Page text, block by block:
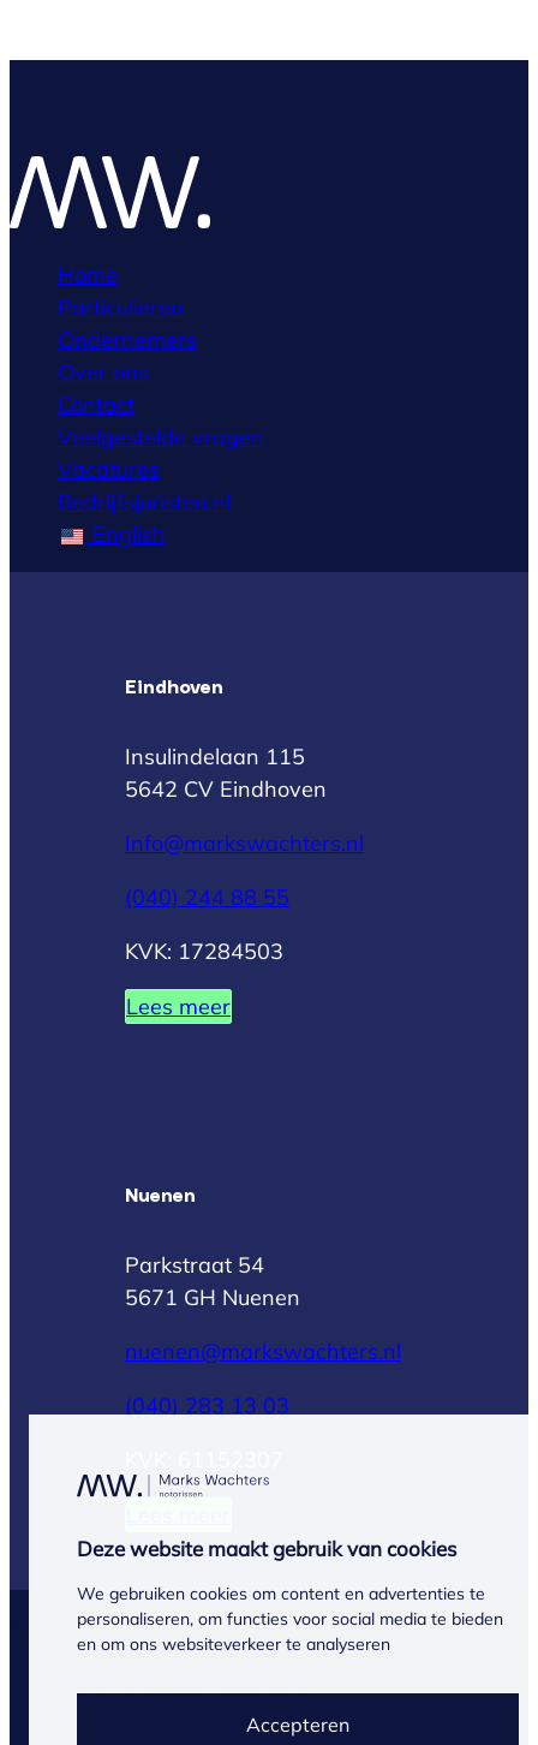
Deze website maakt gebruik van cookies
We gebruiken cookies om content en advertenties te
personaliseren, om functies voor social media te bieden
en om ons websiteverkeer te analyseren
Accepteren
Home
Particulieren
Ondernemers
Over ons
Contact
Veelgestelde vragen
Vacatures
Bedrijfsjuristen.nl
English
Eindhoven
Insulindelaan 115
5642 CV Eindhoven
Info@markswachters.nl
(040) 244 88 55
KVK: 17284503
Lees meer
Nuenen
Parkstraat 54
5671 GH Nuenen
nuenen@markswachters.nl
(040) 283 13 03
© Marks Wachters 2026